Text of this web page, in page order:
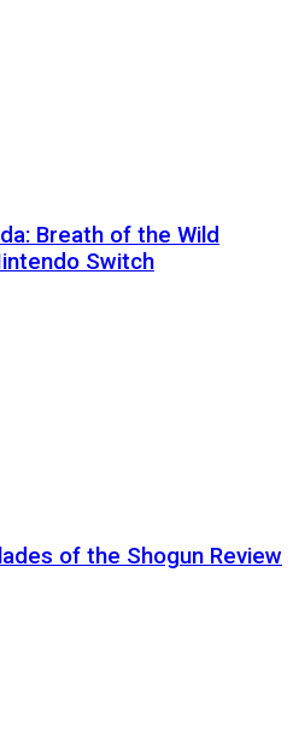
Breath of the Wild
Switch
of the Shogun Review